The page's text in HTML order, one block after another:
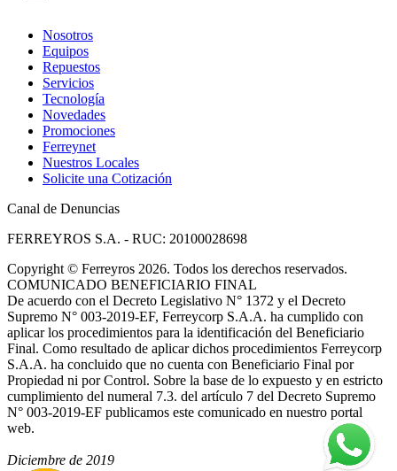
Nosotros
Equipos
Repuestos
Servicios
Tecnología
Novedades
Promociones
Ferreynet
Nuestros Locales
Solicite una Cotización
Canal de Denuncias
FERREYROS S.A. - RUC: 20100028698
Copyright © Ferreyros 2026. Todos los derechos reservados.
COMUNICADO BENEFICIARIO FINAL
De acuerdo con el Decreto Legislativo N° 1372 y el Decreto
Supremo N° 003-2019-EF, Ferreycorp S.A.A. ha cumplido con
aplicar los procedimientos para la identificación del Beneficiario
Final. Como resultado de aplicar dichos procedimientos Ferreycorp
S.A.A. ha concluido que no cuenta con Beneficiario Final por
Propiedad ni por Control. Sobre la base de lo expuesto y en estricto
cumplimiento del numeral 7.3. del artículo 7 del Decreto Supremo
N° 003-2019-EF publicamos este comunicado en nuestro portal
web.
Diciembre de 2019